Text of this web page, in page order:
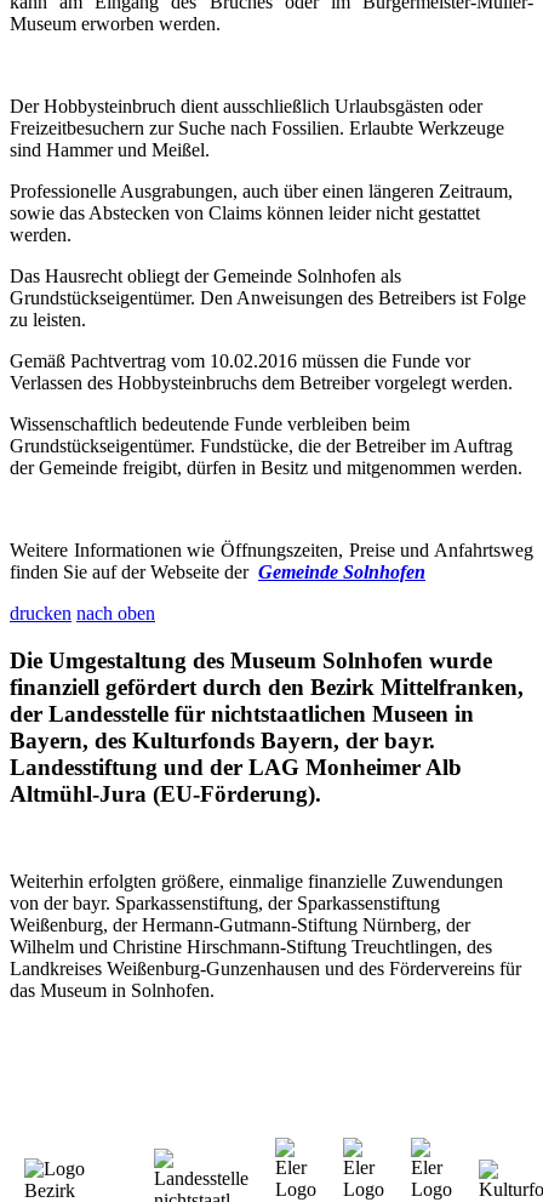
Museum erworben werden.
Der Hobbysteinbruch dient ausschließlich Urlaubsgästen oder
Freizeitbesuchern zur Suche nach Fossilien. Erlaubte Werkzeuge
sind Hammer und Meißel.
Professionelle Ausgrabungen, auch über einen längeren Zeitraum,
sowie das Abstecken von Claims können leider nicht gestattet
werden.
Das Hausrecht obliegt der Gemeinde Solnhofen als
Grundstückseigentümer. Den Anweisungen des Betreibers ist Folge
zu leisten.
Gemäß Pachtvertrag vom 10.02.2016 müssen die Funde vor
Verlassen des Hobbysteinbruchs dem Betreiber vorgelegt werden.
Wissenschaftlich bedeutende Funde verbleiben beim
Grundstückseigentümer. Fundstücke, die der Betreiber im Auftrag
der Gemeinde freigibt, dürfen in Besitz und mitgenommen werden.
Weitere Informationen wie Öffnungszeiten, Preise und Anfahrtsweg
finden Sie auf der Webseite der Gemeinde Solnhofen
drucken nach oben
Die Umgestaltung des Museum Solnhofen wurde
finanziell gefördert durch den Bezirk Mittelfranken,
der Landesstelle für nichtstaatlichen Museen in
Bayern, des Kulturfonds Bayern, der bayr.
Landesstiftung und der LAG Monheimer Alb
Altmühl-Jura (EU-Förderung).
Weiterhin erfolgten größere, einmalige finanzielle Zuwendungen
von der bayr. Sparkassenstiftung, der Sparkassenstiftung
Weißenburg, der Hermann-Gutmann-Stiftung Nürnberg, der
Wilhelm und Christine Hirschmann-Stiftung Treuchtlingen, des
Landkreises Weißenburg-Gunzenhausen und des Fördervereins für
das Museum in Solnhofen.